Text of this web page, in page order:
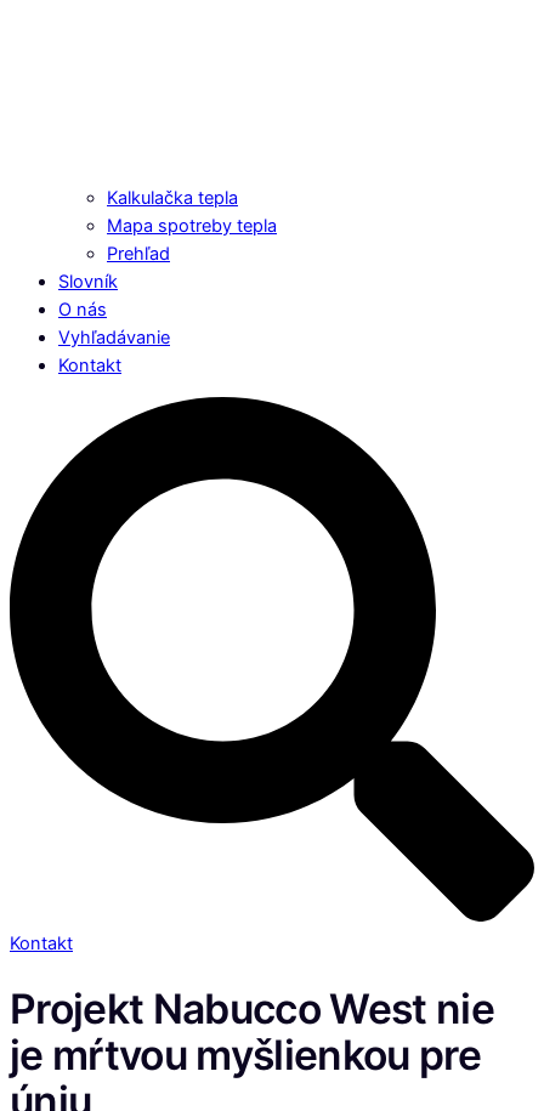
Kalkulačka tepla
Mapa spotreby tepla
Prehľad
Slovník
O nás
Vyhľadávanie
Kontakt
Kontakt
Projekt Nabucco West nie
je mŕtvou myšlienkou pre
úniu